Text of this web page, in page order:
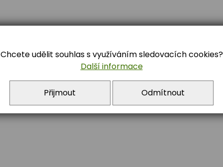
Chcete udělit souhlas s využíváním sledovacích cookies?
Další informace
Přijmout Odmítnout